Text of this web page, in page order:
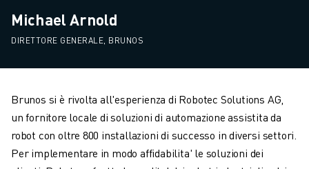
Michael Arnold
DIRETTORE GENERALE, BRUNOS
Brunos si è rivolta all'esperienza di Robotec Solutions AG,
un fornitore locale di soluzioni di automazione assistita da
robot con oltre 800 installazioni di successo in diversi settori.
Per implementare in modo affidabilita' le soluzioni dei